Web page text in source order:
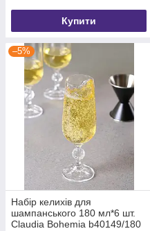
Купити
–5%
Набір келихів для
шампанського 180 мл*6 шт.
Claudia Bohemia b40149/180